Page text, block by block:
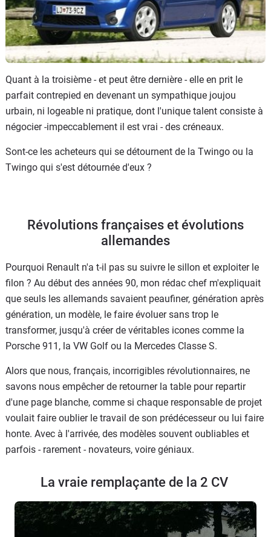
Quant à la troisième - et peut être dernière - elle en prit le
parfait contrepied en devenant un sympathique joujou
urbain, ni logeable ni pratique, dont l'unique talent consiste à
négocier -impeccablement il est vrai - des créneaux.
Sont-ce les acheteurs qui se détournent de la Twingo ou la
Twingo qui s'est détournée d'eux ?
Révolutions françaises et évolutions
allemandes
Pourquoi Renault n'a t-il pas su suivre le sillon et exploiter le
filon ? Au début des années 90, mon rédac chef m'expliquait
que seuls les allemands savaient peaufiner, génération après
génération, un modèle, le faire évoluer sans trop le
transformer, jusqu'à créer de véritables icones comme la
Porsche 911, la VW Golf ou la Mercedes Classe S.
Alors que nous, français, incorrigibles révolutionnaires, ne
savons nous empêcher de retourner la table pour repartir
d'une page blanche, comme si chaque responsable de projet
voulait faire oublier le travail de son prédécesseur ou lui faire
honte. Avec à l'arrivée, des modèles souvent oubliables et
parfois - rarement - novateurs, voire géniaux.
La vraie remplaçante de la 2 CV